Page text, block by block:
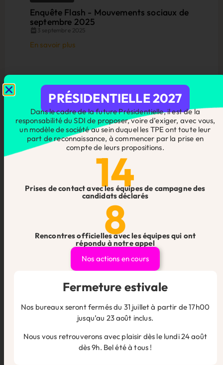
Enquête Flash - Mouvements sociaux de
septembre 2025
3 septembre 2025
En savoir plus
Nos communiqués
Le seuil des 70.000 défaillances
d’entreprises en ligne de mire pour 2025 :
la responsabilité écrasante du personnel
27 août 2025
PRÉSIDENTIELLE 2027
Dans le cadre de la future Présidentielle, il est de la
responsabilité du SDI de proposer, voire d’exiger, avec vous,
un modèle de société au sein duquel les TPE ont toute leur
part de reconnaissance, à commencer par la prise en
compte de leurs propositions.
14
Prises de contact avec les équipes de campagne des
candidats déclarés
8
Rencontres officielles avec les équipes qui ont
répondu à notre appel
Nos actions en cours
Fermeture estivale
Nos bureaux seront fermés du 31 juillet à partir de 17h00
jusqu’au 23 août inclus.
Nous vous retrouverons avec plaisir dès le lundi 24 août
dès 9h. Bel été à tous !